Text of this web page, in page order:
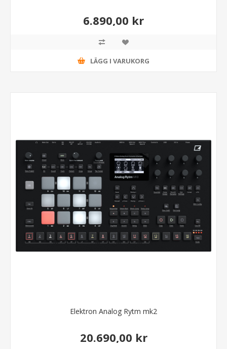
6.890,00 kr
LÄGG I VARUKORG
Elektron Analog Rytm mk2
20.690,00 kr